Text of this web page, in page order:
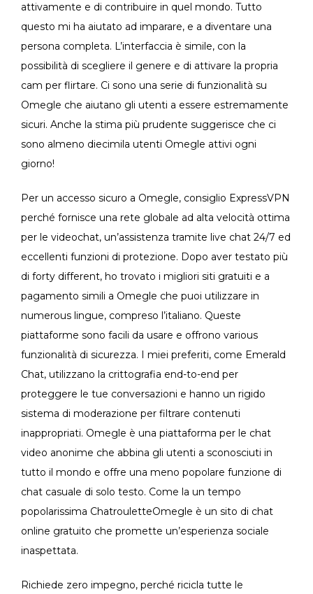
attivamente e di contribuire in quel mondo. Tutto
questo mi ha aiutato ad imparare, e a diventare una
persona completa. L’interfaccia è simile, con la
possibilità di scegliere il genere e di attivare la propria
cam per flirtare. Ci sono una serie di funzionalità su
Omegle che aiutano gli utenti a essere estremamente
sicuri. Anche la stima più prudente suggerisce che ci
sono almeno diecimila utenti Omegle attivi ogni
giorno!
Per un accesso sicuro a Omegle, consiglio ExpressVPN
perché fornisce una rete globale ad alta velocità ottima
per le videochat, un’assistenza tramite live chat 24/7 ed
eccellenti funzioni di protezione. Dopo aver testato più
di forty different, ho trovato i migliori siti gratuiti e a
pagamento simili a Omegle che puoi utilizzare in
numerous lingue, compreso l’italiano. Queste
piattaforme sono facili da usare e offrono various
funzionalità di sicurezza. I miei preferiti, come Emerald
Chat, utilizzano la crittografia end-to-end per
proteggere le tue conversazioni e hanno un rigido
sistema di moderazione per filtrare contenuti
inappropriati. Omegle è una piattaforma per le chat
video anonime che abbina gli utenti a sconosciuti in
tutto il mondo e offre una meno popolare funzione di
chat casuale di solo testo. Come la un tempo
popolarissima ChatrouletteOmegle è un sito di chat
online gratuito che promette un’esperienza sociale
inaspettata.
Richiede zero impegno, perché ricicla tutte le